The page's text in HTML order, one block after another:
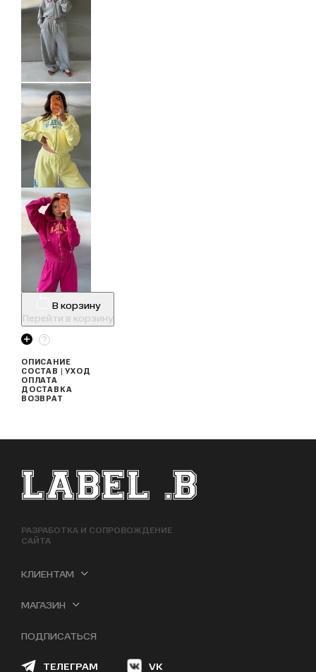
В корзину
Перейти в корзину
ОПИСАНИЕ
СОСТАВ | УХОД
ОПЛАТА
ДОСТАВКА
ВОЗВРАТ
ФУТЕР САЙТА
РАЗРАБОТКА И СОПРОВОЖДЕНИЕ
САЙТА
КЛИЕНТАМ
МАГАЗИН
ПОДПИСАТЬСЯ
ТЕЛЕГРАМ VK